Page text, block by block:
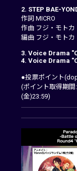
2. STEP BAE-
作詞 MICRO
作曲 フジ・モトカ
編曲 フジ・モトカ
3. Voice Drama
4. Voice Drama
●投票ポイント
(ポイント取得期
(金)23:59)